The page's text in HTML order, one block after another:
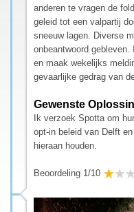
anderen te vragen de
geleid tot een valpartij
sneeuw lagen. Diverse
onbeantwoord
en maak wekelijks
gevaarlijke gedrag van
Gewenste
Ik verzoek Spotta om
opt-in beleid van Delft
hieraan houden.
Beoordeling 1/10